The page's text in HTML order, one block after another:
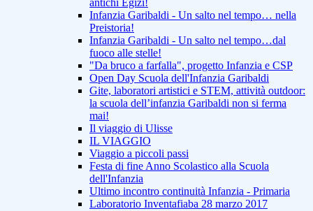
antichi Egizi!
Infanzia Garibaldi - Un salto nel tempo… nella
Preistoria!
Infanzia Garibaldi - Un salto nel tempo…dal
fuoco alle stelle!
"Da bruco a farfalla", progetto Infanzia e CSP
Open Day Scuola dell'Infanzia Garibaldi
Gite, laboratori artistici e STEM, attività outdoor:
la scuola dell’infanzia Garibaldi non si ferma
mai!
Il viaggio di Ulisse
IL VIAGGIO
Viaggio a piccoli passi
Festa di fine Anno Scolastico alla Scuola
dell'Infanzia
Ultimo incontro continuità Infanzia - Primaria
Laboratorio Inventafiaba 28 marzo 2017